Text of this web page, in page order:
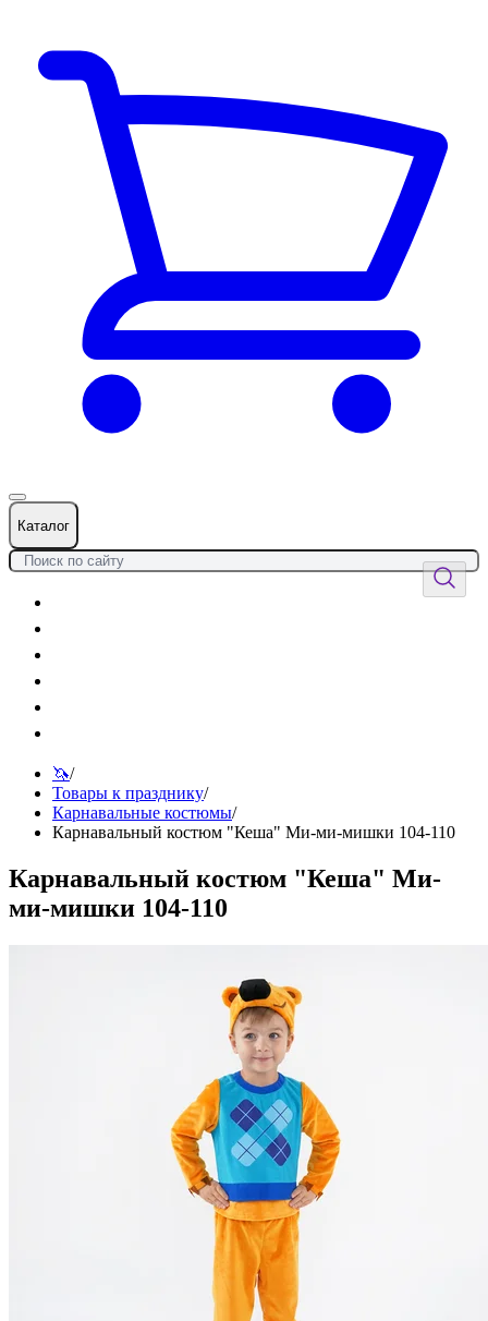
Каталог
🦄/
Товары к празднику/
Карнавальные костюмы/
Карнавальный костюм "Кеша" Ми-ми-мишки 104-110
Карнавальный костюм "Кеша" Ми-
ми-мишки 104-110